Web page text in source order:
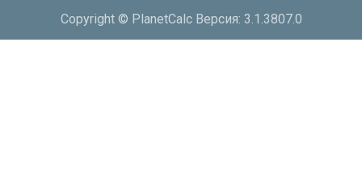
Copyright © PlanetCalc Версия: 3.1.3807.0